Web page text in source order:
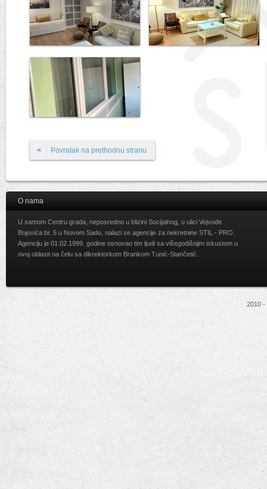
< Povratak na prethodnu stranu
O nama
U samom Centru grada, neposredno u blizini Socijalnog, u ulici Vojvode
Bojovića br. 5 u Novom Sadu, nalazi se agencije za nekretnine STIL - PRO.
Agenciju je 01.02.1999. godine osnovao tim ljudi sa višegodišnjim iskustom u
ovoj oblasti na čelu sa dikrektorkom Brankom Tunić-Stančetić.
2010